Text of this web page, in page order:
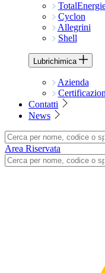
Cyclon
Allegrini
Shell
Lubrichimica
Azienda
Contatti
News
Area Riservata